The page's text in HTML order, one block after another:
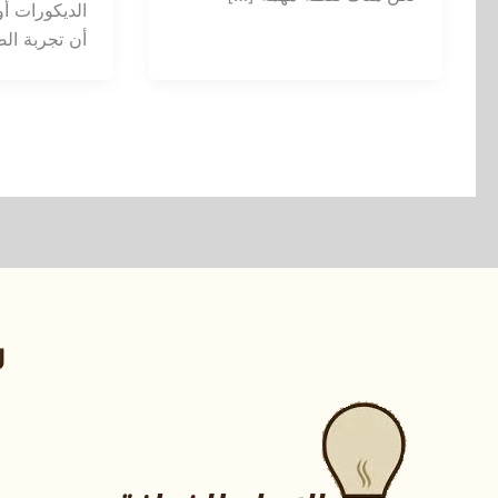
الديكورات
أن تجربة